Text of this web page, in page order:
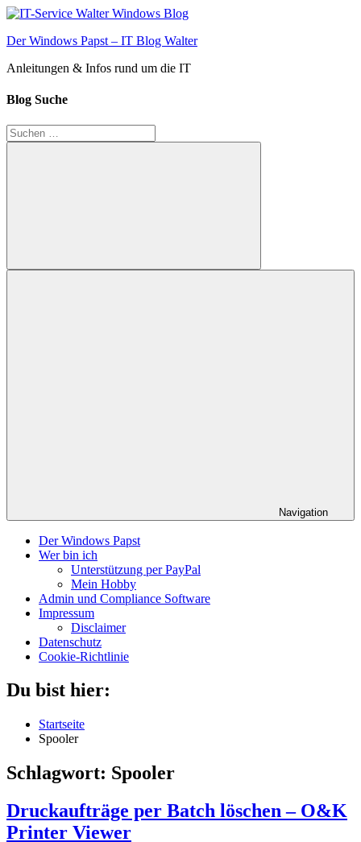
Zum
springen
Der Windows Papst – IT Blog Walter
Anleitungen & Infos rund um die IT
Blog Suche
Suchen
nach:
Suchen
Navigation
Der Windows Papst
Wer bin ich
Unterstützung per PayPal
Mein Hobby
Admin und Compliance Software
Impressum
Disclaimer
Datenschutz
Cookie-Richtlinie
Du bist hier:
Startseite
Spooler
Schlagwort: Spooler
Druckaufträge per Batch löschen – O&K
Printer Viewer